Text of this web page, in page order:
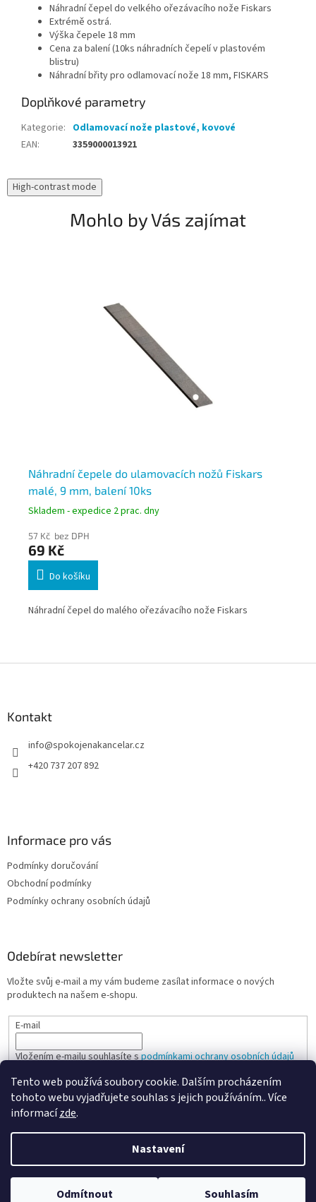
Tento web používá soubory cookie. Dalším procházením
tohoto webu vyjadřujete souhlas s jejich používáním.. Více
informacízde.
Nastavení
Odmítnout Souhlasím
Náhradní čepel do velkého ořezávacího nože Fiskars
Extrémě ostrá.
Výška čepele 18 mm
Cena za balení (10ks náhradních čepelí v plastovém
blistru)
Náhradní břity pro odlamovací nože 18 mm, FISKARS
Doplňkové parametry
Kategorie: Odlamovací nože plastové, kovové
EAN: 3359000013921
High-contrast mode
Mohlo by Vás zajímat
Náhradní čepele do ulamovacích nožů Fiskars
malé, 9 mm, balení 10ks
Skladem - expedice 2 prac. dny
57 Kč bez DPH
69 Kč
Do košíku
Náhradní čepel do malého ořezávacího nože Fiskars
Kontakt
info@spokojenakancelar.cz
+420 737 207 892
Informace pro vás
Podmínky doručování
Obchodní podmínky
Podmínky ochrany osobních údajů
Odebírat newsletter
Vložte svůj e-mail a my vám budeme zasílat informace o nových
produktech na našem e-shopu.
E-mail
Vložením e-mailu souhlasíte spodmínkami ochrany osobních údajů
PŘIHLÁSIT SE
Vytvořil Shoptet
Copyright 2026Spokojená kancelář . Všechna práva vyhrazena.